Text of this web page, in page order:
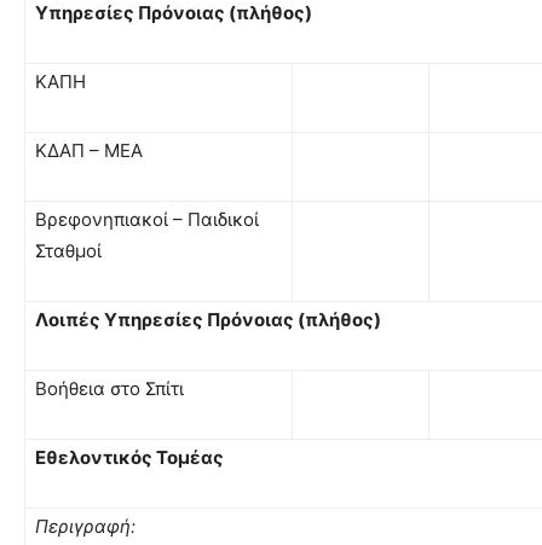
Υπηρεσίες Πρόνοιας (πλήθος)
ΚΑΠΗ
ΚΔΑΠ – ΜΕΑ
Βρεφονηπιακοί – Παιδικοί
Σταθμοί
Λοιπές Υπηρεσίες Πρόνοιας (πλήθος)
Βοήθεια στο Σπίτι
Εθελοντικός Τομέας
Περιγραφή: